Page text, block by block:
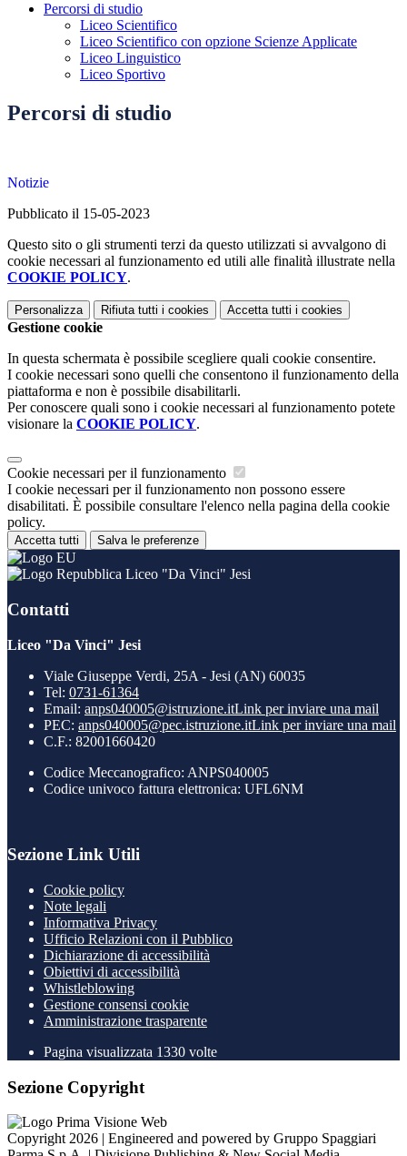
Percorsi di studio
Liceo Scientifico
Liceo Scientifico con opzione Scienze Applicate
Liceo Linguistico
Liceo Sportivo
Percorsi di studio
Notizie
Pubblicato il 15-05-2023
Questo sito o gli strumenti terzi da questo utilizzati si avvalgono di
cookie necessari al funzionamento ed utili alle finalità illustrate nella
COOKIE POLICY.
Personalizza Rifiuta tutti i cookies Accetta tutti i cookies
Gestione cookie
In questa schermata è possibile scegliere quali cookie consentire.
I cookie necessari sono quelli che consentono il funzionamento della
piattaforma e non è possibile disabilitarli.
Per conoscere quali sono i cookie necessari al funzionamento potete
visionare la COOKIE POLICY.
Cookie necessari per il funzionamento
I cookie necessari per il funzionamento non possono essere
disabilitati. È possibile consultare l'elenco nella pagina della cookie
policy.
Accetta tutti Salva le preferenze
Liceo "Da Vinci" Jesi
Contatti
Liceo "Da Vinci" Jesi
Viale Giuseppe Verdi, 25A - Jesi (AN) 60035
Tel: 0731-61364
Email: anps040005@istruzione.itLink per inviare una mail
PEC: anps040005@pec.istruzione.itLink per inviare una mail
C.F.: 82001660420
Codice Meccanografico: ANPS040005
Codice univoco fattura elettronica: UFL6NM
Sezione Link Utili
Cookie policy
Note legali
Informativa Privacy
Ufficio Relazioni con il Pubblico
Dichiarazione di accessibilità
Obiettivi di accessibilità
Whistleblowing
Gestione consensi cookie
Amministrazione trasparente
Pagina visualizzata 1330 volte
Sezione Copyright
Copyright 2026 | Engineered and powered by Gruppo Spaggiari